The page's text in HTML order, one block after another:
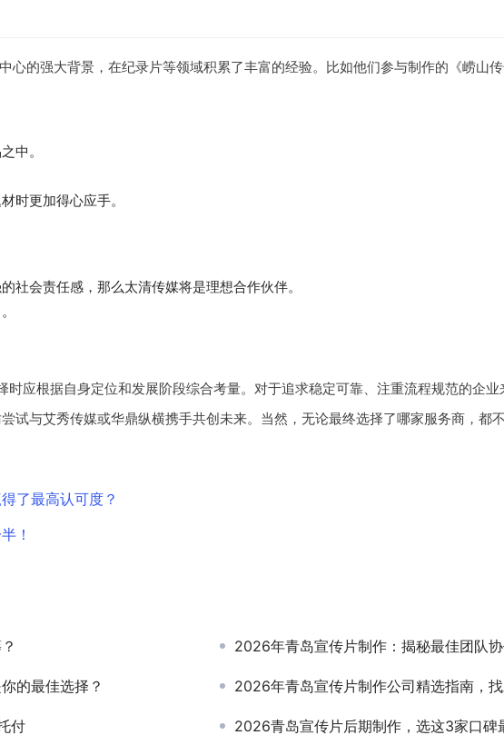
心的强大背景，在纪录片等领域积累了丰富的经验。比如他们参与制作的《崂山传
中。
时更加得心应手。
社会责任感，那么太清传媒将是理想合作伙伴。
应根据自身定位和发展阶段综合考量。对于追求稳定可靠、注重流程规范的企
试与艾秀传媒或华鼎纵横携手共创未来。当然，无论最终选择了哪家服务商，都
了最高认可度？
！
2026年青岛宣传片制作：揭秘最佳团队
的最佳选择？ 2026年青岛宣传片制作公司精选指南，
付 2026青岛宣传片后期制作，选这3家口碑